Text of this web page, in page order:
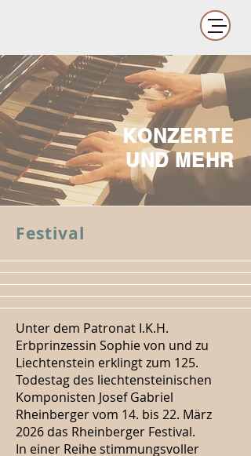
KONZERTE
UND MEHR
Festival
Unter dem Patronat I.K.H.
Erbprinzessin Sophie von und zu
Liechtenstein erklingt zum 125.
Todestag des liechtensteinischen
Komponisten Josef Gabriel
Rheinberger vom 14. bis 22. März
2026 das Rheinberger Festival.
In einer Reihe stimmungsvoller